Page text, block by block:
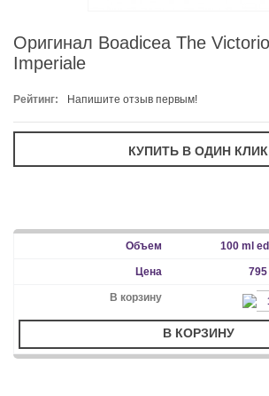
Оригинал Boadicea The
Imperiale
Рейтинг: Напишите отзыв первым!
100 ml
795
В КОРЗИНУ